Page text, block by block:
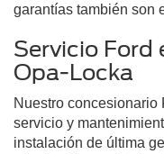
garantías también son
Servicio Ford
Opa-Locka
Nuestro concesionario
servicio y
instalación de última